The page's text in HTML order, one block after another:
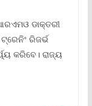
ଡାକ୍ତରୀ
ରିଜର୍ଭ
କରିବେ। ରାଜ୍ୟ